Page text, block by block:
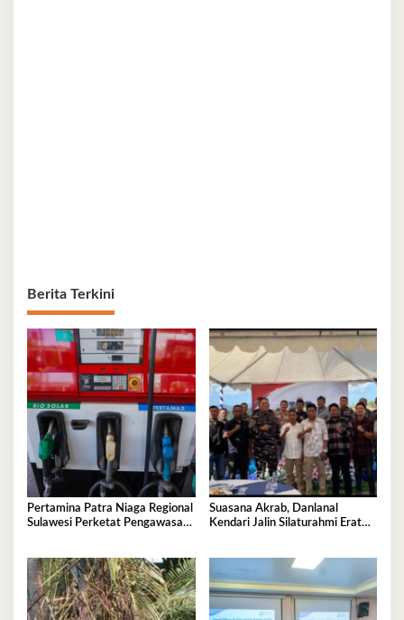
Berita Terkini
Pertamina Patra Niaga Regional
Sulawesi Perketat Pengawasan
Suasana Akrab, Danlanal
Kendari Jalin Silaturahmi Erat